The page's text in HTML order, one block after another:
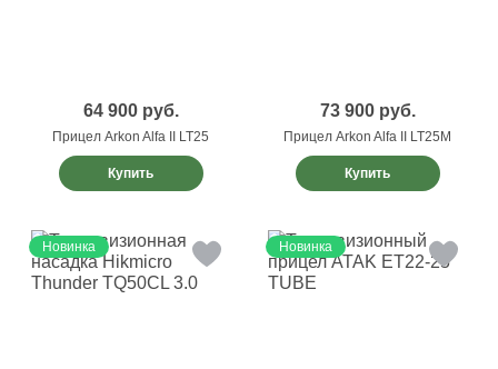
64 900 руб.
Прицел Arkon Alfa II LT25
Купить
73 900 руб.
Прицел Arkon Alfa II LT25M
Купить
Новинка Новинка